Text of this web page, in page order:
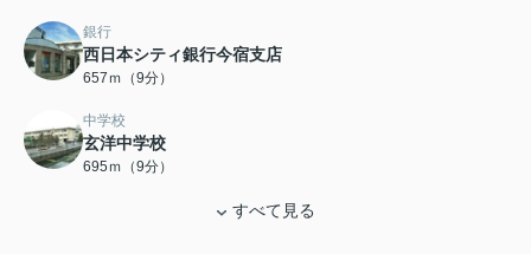
銀行
西日本シティ銀行今宿支店
657ｍ（9分）
中学校
玄洋中学校
695ｍ（9分）
すべて見る